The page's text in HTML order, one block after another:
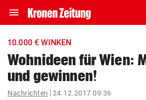
menu Navigation
ein-/ausklappen
account_circle Anmelden
10.000 € WINKEN
Wohnideen für Wien:
und gewinnen!
Nachrichten 24.12.2017 09:36